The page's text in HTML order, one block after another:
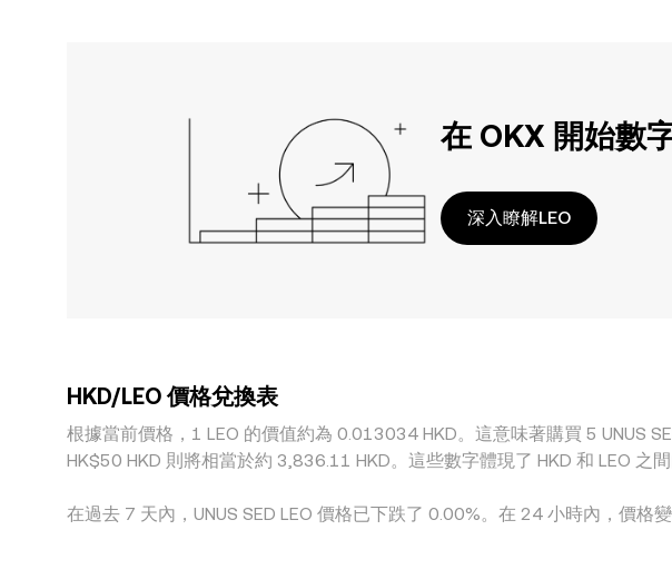
在 OKX 開始數
深入瞭解LEO
HKD/LEO 價格兌換表
根據當前價格，1 LEO 的價值約為 0.013034 HKD。這意味著購買 5 UNUS
HK$50 HKD 則將相當於約 3,836.11 HKD。這些數字體現了 HKD 和 LEO 之
在過去 7 天內，UNUS SED LEO 價格已下跌了 0.00%。在 24 小時內，價